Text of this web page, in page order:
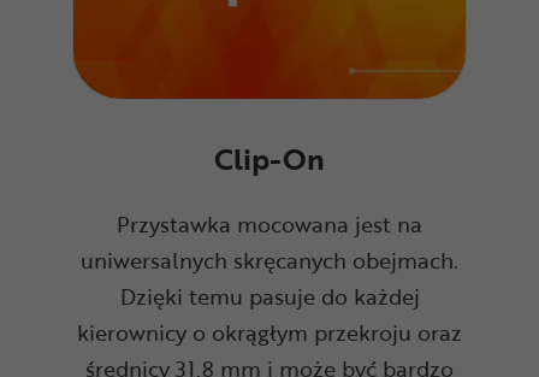
Clip-On
Przystawka mocowana jest na
uniwersalnych skręcanych obejmach.
Dzięki temu pasuje do każdej
kierownicy o okrągłym przekroju oraz
średnicy 31,8 mm i może być bardzo